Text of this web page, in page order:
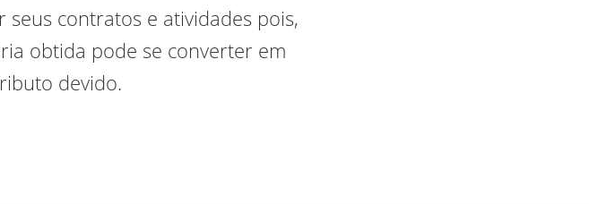
contratos e atividades pois,
obtida pode se converter em
devido.